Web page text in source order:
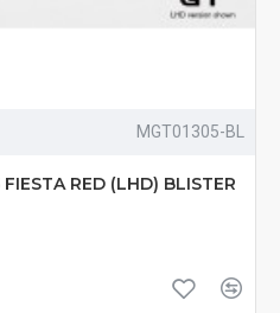
MGT01305-BL
RED (LHD) BLISTER